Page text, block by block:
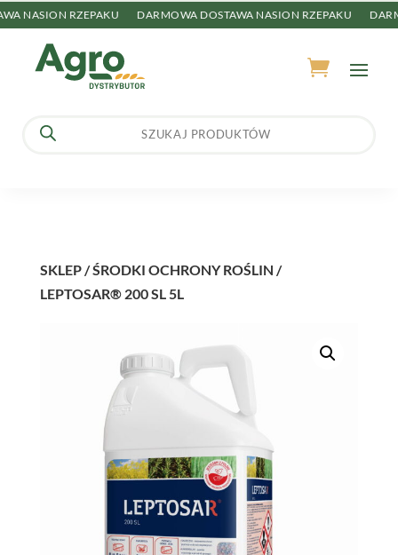
NASION RZEPAKU DARMOWA DOSTAWA NASION RZEPAKU
Wyszukiwarka
produktów
SKLEP/ŚRODKI OCHRONY ROŚLIN /
LEPTOSAR® 200 SL 5L